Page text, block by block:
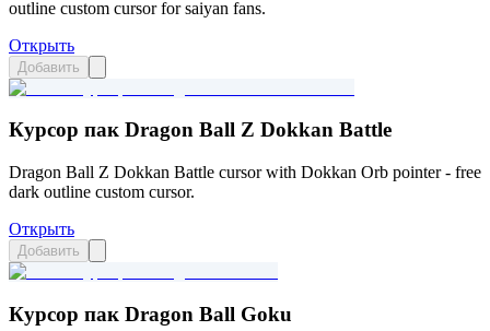
outline custom cursor for saiyan fans.
Открыть
Добавить
Курсор пак Dragon Ball Z Dokkan Battle
Dragon Ball Z Dokkan Battle cursor with Dokkan Orb pointer - free
dark outline custom cursor.
Открыть
Добавить
Курсор пак Dragon Ball Goku